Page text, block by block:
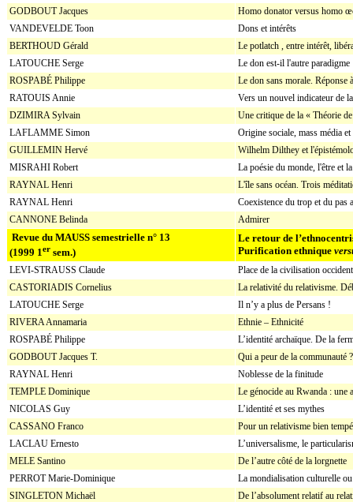
GODBOUT Jacques
Homo donator versus homo
VANDEVELDE Toon
Dons et intérêts
BERTHOUD Gérald
Le potlatch , entre intérêt,
LATOUCHE Serge
Le don est-il l'autre paradigme
ROSPABÉ Philippe
Le don sans morale. Réponse
RATOUIS Annie
Vers un nouvel indicateur de
DZIMIRA Sylvain
Une critique de la « Théorie
LAFLAMME Simon
Origine sociale, mass média
GUILLEMIN Hervé
Wilhelm Dilthey et
MISRAHI Robert
La poésie du monde, l'être et
RAYNAL Henri
L'île sans océan. Trois
RAYNAL Henri
Coexistence du trop et du pas
CANNONE Belinda
Admirer
Revue du MAUSS semestrielle n° 13
(1999 1er sem.)
Le retour de
Purification ethnique
LEVI-STRAUSS Claude
Place de la civilisation
CASTORIADIS Cornelius
La relativité du relativisme.
LATOUCHE Serge
Il n’y a plus de Persans !
RIVERA Annamaria
Ethnie – Ethnicité
ROSPABÉ Philippe
L’identité archaïque. De la
GODBOUT Jacques T.
Qui a peur de la communauté ?
RAYNAL Henri
Noblesse de la finitude
TEMPLE Dominique
Le génocide au Rwanda : une
NICOLAS Guy
L’identité et ses mythes
CASSANO Franco
Pour un relativisme bien
LACLAU Ernesto
L’universalisme, le
MELE Santino
De l’autre côté de la lorgnette
PERROT Marie-Dominique
La mondialisation culturelle
SINGLETON Michaël
De l’absolument relatif au